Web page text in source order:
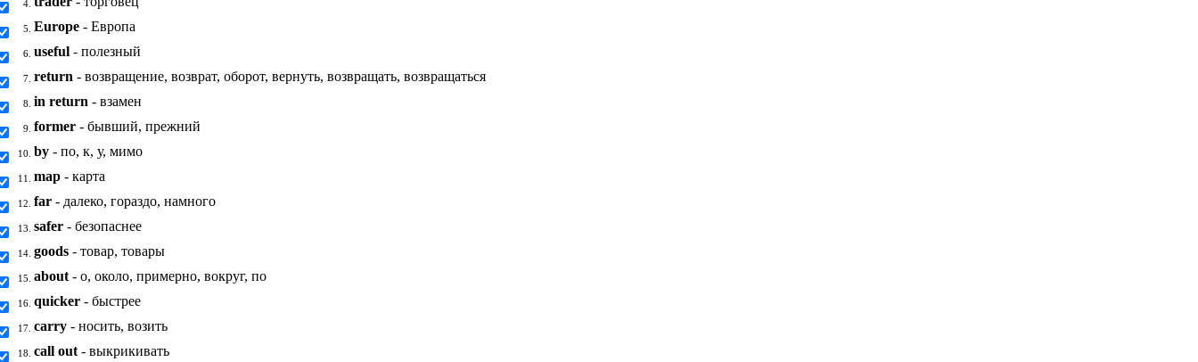
4.
5. Europe - Европа
6. useful - полезный
7. return - возвращение, возврат, оборот, вернуть, возвращать, возвращаться
8. in return - взамен
9. former - бывший, прежний
10. by - по, к, у, мимо
11. map - карта
12. far - далеко, гораздо, намного
13. safer - безопаснее
14. goods - товар, товары
15. about - о, около, примерно, вокруг, по
16. quicker - быстрее
17. carry - носить, возить
18. call out - выкрикивать